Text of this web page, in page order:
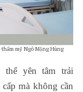
mỹ Ngô Mộng Hùng
thể yên tâm trải
mà không cần